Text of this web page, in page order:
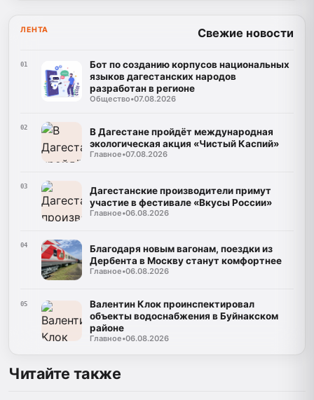
ЛЕНТА Свежие новости
01
Бот по созданию корпусов национальных
языков дагестанских народов
разработан в регионе
Общество•07.08.2026
02
В Дагестане пройдёт международная
экологическая акция «Чистый Каспий»
Главное•07.08.2026
03
Дагестанские производители примут
участие в фестивале «Вкусы России»
Главное•06.08.2026
04
Благодаря новым вагонам, поездки из
Дербента в Москву станут комфортнее
Главное•06.08.2026
05
Валентин Клок проинспектировал
объекты водоснабжения в Буйнакском
районе
Главное•06.08.2026
Читайте также